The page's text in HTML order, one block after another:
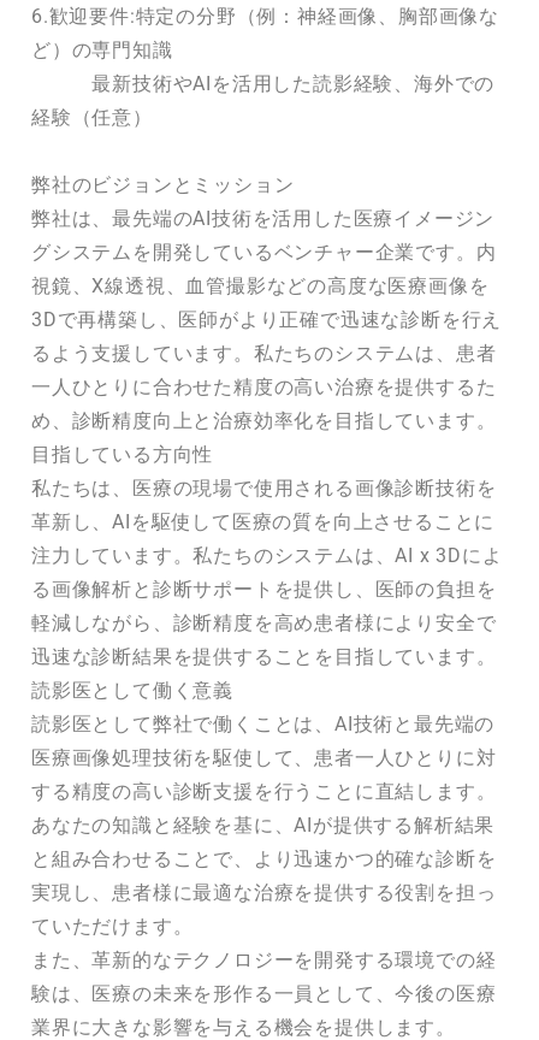
6.歓迎要件:特定の分野（例：神経画像、胸部画像な
ど）の専門知識
最新技術やAIを活用した読影経験、海外での
経験（任意）
弊社のビジョンとミッション
弊社は、最先端のAI技術を活用した医療イメージン
グシステムを開発しているベンチャー企業です。内
視鏡、X線透視、血管撮影などの高度な医療画像を
3Dで再構築し、医師がより正確で迅速な診断を行え
るよう支援しています。私たちのシステムは、患者
一人ひとりに合わせた精度の高い治療を提供するた
め、診断精度向上と治療効率化を目指しています。
目指している方向性
私たちは、医療の現場で使用される画像診断技術を
革新し、AIを駆使して医療の質を向上させることに
注力しています。私たちのシステムは、AI x 3Dによ
る画像解析と診断サポートを提供し、医師の負担を
軽減しながら、診断精度を高め患者様により安全で
迅速な診断結果を提供することを目指しています。
読影医として働く意義
読影医として弊社で働くことは、AI技術と最先端の
医療画像処理技術を駆使して、患者一人ひとりに対
する精度の高い診断支援を行うことに直結します。
あなたの知識と経験を基に、AIが提供する解析結果
と組み合わせることで、より迅速かつ的確な診断を
実現し、患者様に最適な治療を提供する役割を担っ
ていただけます。
また、革新的なテクノロジーを開発する環境での経
験は、医療の未来を形作る一員として、今後の医療
業界に大きな影響を与える機会を提供します。